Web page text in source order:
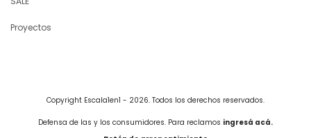
Proyectos
Copyright Escala1en1 - 2026. Todos los derechos reservados.
Defensa de las y los consumidores. Para reclamos ingresá acá.